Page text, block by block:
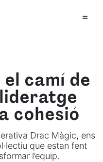
camí de
cohesió
Drac Màgic, ens
que estan fent
l’equip.